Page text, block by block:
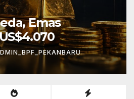
Emas